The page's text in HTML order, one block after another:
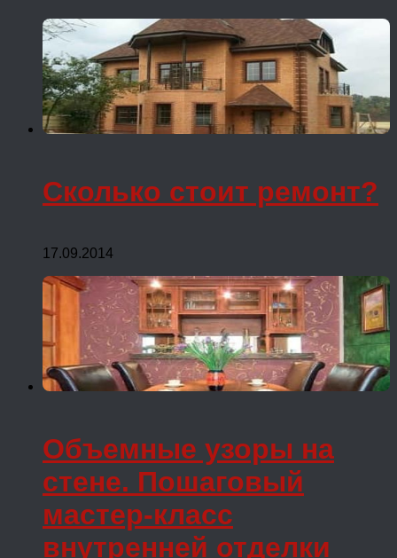
Сколько стоит ремонт?
17.09.2014
Объемные узоры на
стене. Пошаговый
мастер-класс
внутренней отделки